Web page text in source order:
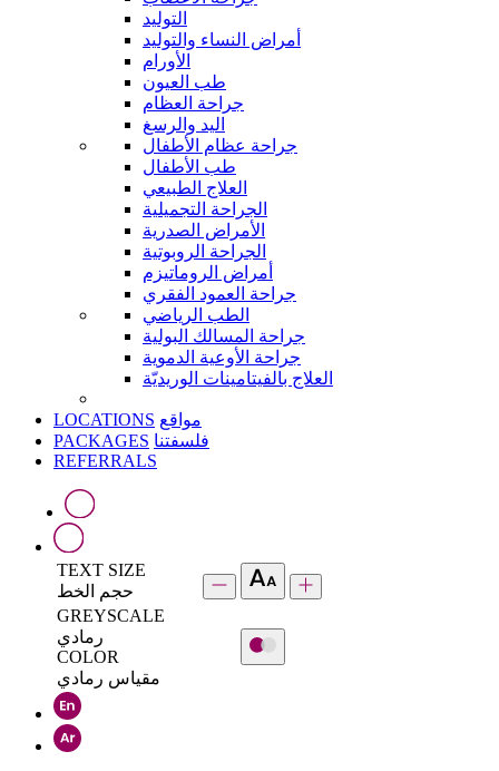
التوليد
أمراض النساء والتوليد
الأورام
طب العيون
جراحة العظام
اليد والرسغ
جراحة عظام الأطفال
طب الأطفال
العلاج الطبيعي
الجراحة التجميلية
الأمراض الصدرية
الجراحة الروبوتية
أمراض الروماتيزم
جراحة العمود الفقري
الطب الرياضي
جراحة المسالك البولية
جراحة الأوعية الدموية
العلاج بالفيتامينات الوريديّة
LOCATIONS مواقع
PACKAGES فلسفتنا
REFERRALS
TEXT SIZE
حجم الخط
GREYSCALE
رمادي
COLOR
مقياس رمادي